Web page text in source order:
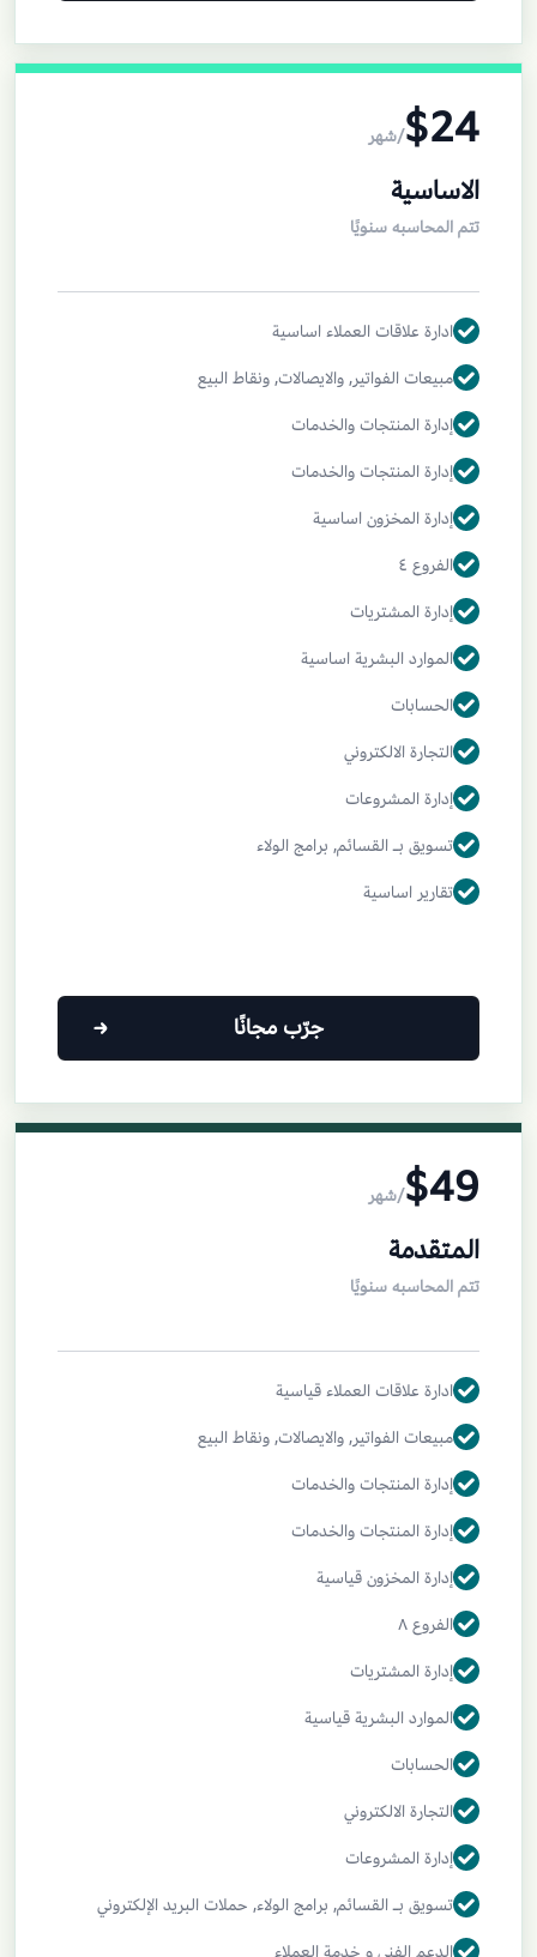
$24/شهر
الاساسية
تتم المحاسبه سنويًا
ادارة علاقات العملاء اساسية
مبيعات الفواتير, والايصالات, ونقاط البيع
إدارة المنتجات والخدمات
إدارة المنتجات والخدمات
إدارة المخزون اساسية
الفروع ٤
إدارة المشتريات
الموارد البشرية اساسية
الحسابات
التجارة الالكتروني
إدارة المشروعات
تسويق بـ القسائم, برامج الولاء
تقارير اساسية
جرّب مجانًا
$49/شهر
المتقدمة
تتم المحاسبه سنويًا
ادارة علاقات العملاء قياسية
مبيعات الفواتير, والايصالات, ونقاط البيع
إدارة المنتجات والخدمات
إدارة المنتجات والخدمات
إدارة المخزون قياسية
الفروع ٨
إدارة المشتريات
الموارد البشرية قياسية
الحسابات
التجارة الالكتروني
إدارة المشروعات
تسويق بـ القسائم, برامج الولاء, حملات البريد الإلكتروني
الدعم الفني و خدمة العملاء